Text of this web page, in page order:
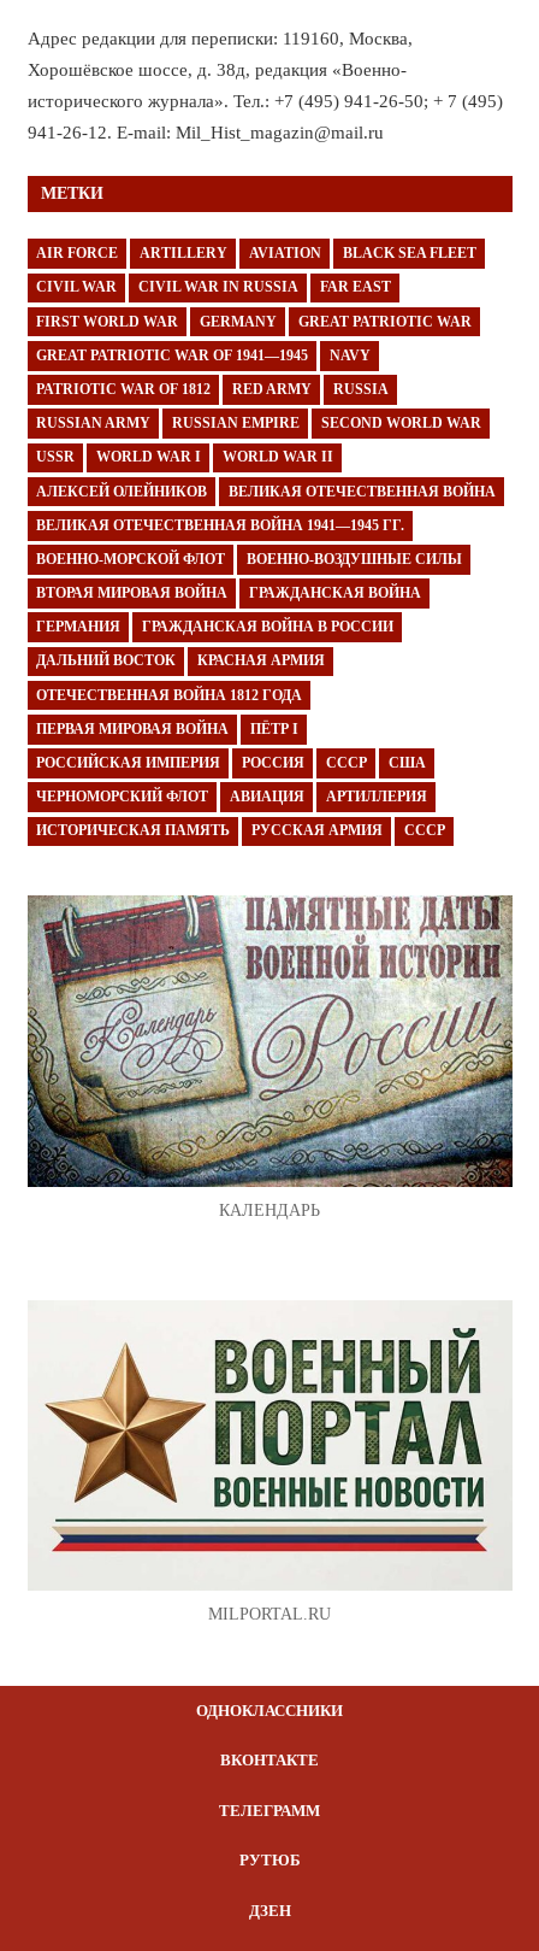
Адрес редакции для переписки: 119160, Москва,
Хорошёвское шоссе, д. 38д, редакция «Военно-
исторического журнала». Тел.: +7 (495) 941-26-50; + 7 (495)
941-26-12. E-mail: Mil_Hist_magazin@mail.ru
МЕТКИ
AIR FORCE ARTILLERY AVIATION BLACK SEA FLEET
CIVIL WAR CIVIL WAR IN RUSSIA FAR EAST
FIRST WORLD WAR GERMANY GREAT PATRIOTIC WAR
GREAT PATRIOTIC WAR OF 1941—1945 NAVY
PATRIOTIC WAR OF 1812 RED ARMY RUSSIA
RUSSIAN ARMY RUSSIAN EMPIRE SECOND WORLD WAR
USSR WORLD WAR I WORLD WAR II
АЛЕКСЕЙ ОЛЕЙНИКОВ ВЕЛИКАЯ ОТЕЧЕСТВЕННАЯ ВОЙНА
ВЕЛИКАЯ ОТЕЧЕСТВЕННАЯ ВОЙНА 1941—1945 ГГ.
ВОЕННО-МОРСКОЙ ФЛОТ ВОЕННО-ВОЗДУШНЫЕ СИЛЫ
ВТОРАЯ МИРОВАЯ ВОЙНА ГРАЖДАНСКАЯ ВОЙНА
ГЕРМАНИЯ ГРАЖДАНСКАЯ ВОЙНА В РОССИИ
ДАЛЬНИЙ ВОСТОК КРАСНАЯ АРМИЯ
ОТЕЧЕСТВЕННАЯ ВОЙНА 1812 ГОДА
ПЕРВАЯ МИРОВАЯ ВОЙНА ПЁТР I
РОССИЙСКАЯ ИМПЕРИЯ РОССИЯ СССР США
ЧЕРНОМОРСКИЙ ФЛОТ АВИАЦИЯ АРТИЛЛЕРИЯ
ИСТОРИЧЕСКАЯ ПАМЯТЬ РУССКАЯ АРМИЯ СССР
КАЛЕНДАРЬ
MILPORTAL.RU
ОДНОКЛАССНИКИ
ВКОНТАКТЕ
ТЕЛЕГРАММ
РУТЮБ
ДЗЕН